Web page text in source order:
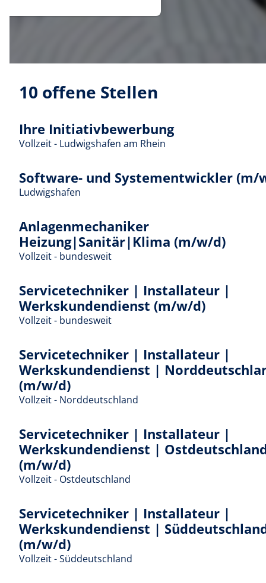
10 offene Stellen
Ihre Initiativbewerbung
Vollzeit - Ludwigshafen am Rhein
Software- und Systementwickler (m/
Ludwigshafen
Anlagenmechaniker
Heizung|Sanitär|Klima (m/w/d)
Vollzeit - bundesweit
Servicetechniker | Installateur |
Werkskundendienst (m/w/d)
Vollzeit - bundesweit
Servicetechniker | Installateur |
Werkskundendienst |
(m/w/d)
Vollzeit - Norddeutschland
Servicetechniker | Installateur |
Werkskundendienst |
(m/w/d)
Vollzeit - Ostdeutschland
Servicetechniker | Installateur |
Werkskundendienst |
(m/w/d)
Vollzeit - Süddeutschland